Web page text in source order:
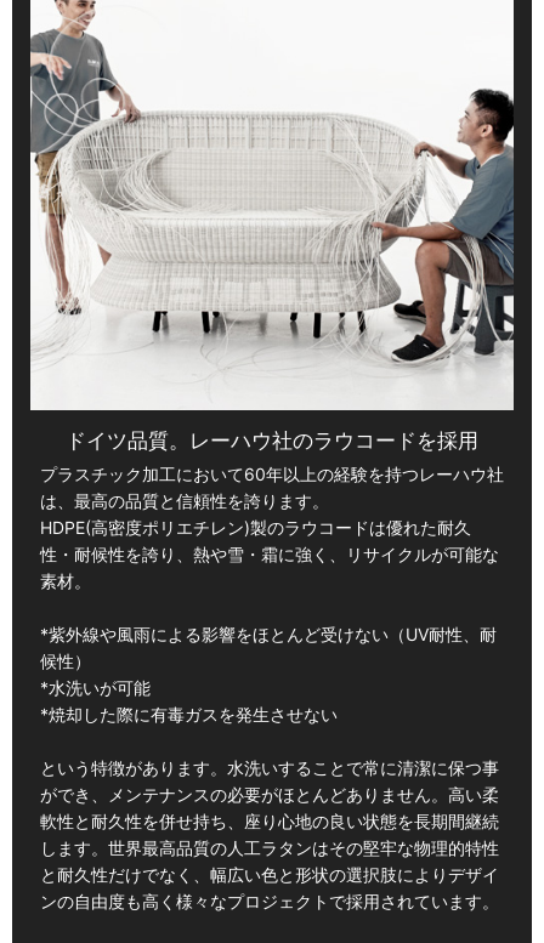
ドイツ品質。レーハウ社のラウコードを採用
プラスチック加工において60年以上の経験を持つレーハウ社
は、最高の品質と信頼性を誇ります。
HDPE(高密度ポリエチレン)製のラウコードは優れた耐久
性・耐候性を誇り、熱や雪・霜に強く、リサイクルが可能な
素材。
*紫外線や風雨による影響をほとんど受けない（UV耐性、耐
候性）
*水洗いが可能
*焼却した際に有毒ガスを発生させない
という特徴があります。水洗いすることで常に清潔に保つ事
ができ、メンテナンスの必要がほとんどありません。高い柔
軟性と耐久性を併せ持ち、座り心地の良い状態を長期間継続
します。世界最高品質の人工ラタンはその堅牢な物理的特性
と耐久性だけでなく、幅広い色と形状の選択肢によりデザイ
ンの自由度も高く様々なプロジェクトで採用されています。